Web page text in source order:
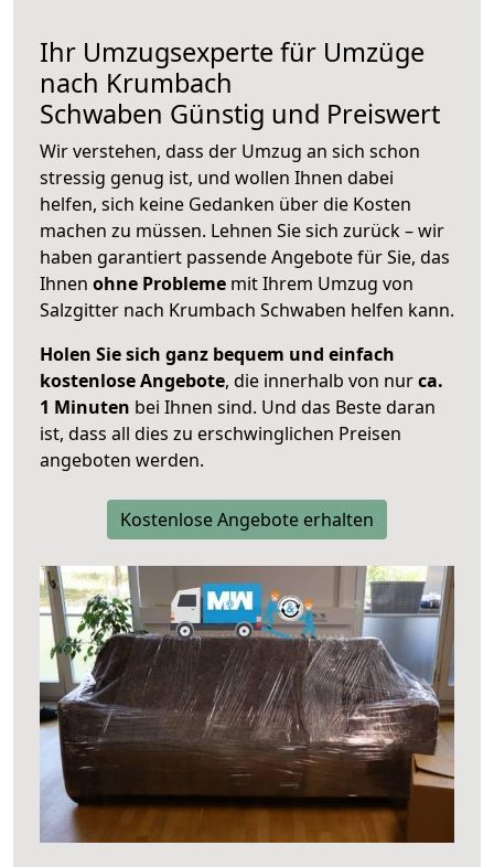
Ihr Umzugsexperte für Umzüge
nach Krumbach
Schwaben Günstig und Preiswert
Wir verstehen, dass der Umzug an sich schon
stressig genug ist, und wollen Ihnen dabei
helfen, sich keine Gedanken über die Kosten
machen zu müssen. Lehnen Sie sich zurück – wir
haben garantiert passende Angebote für Sie, das
Ihnen ohne Probleme mit Ihrem Umzug von
Salzgitter nach Krumbach Schwaben helfen kann.
Holen Sie sich ganz bequem und einfach
kostenlose Angebote, die innerhalb von nurca.
1 Minuten bei Ihnen sind. Und das Beste daran
ist, dass all dies zu erschwinglichen Preisen
angeboten werden.
Kostenlose Angebote erhalten